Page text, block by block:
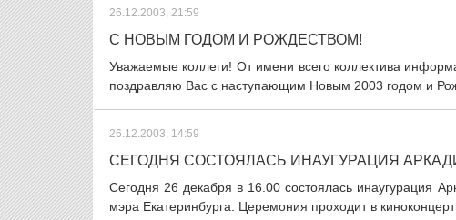
26.12.2003, 21:59
С НОВЫМ ГОДОМ И РОЖДЕСТВОМ!
Уважаемые коллеги! От имени всего коллектива
поздравляю Вас с наступающим Новым 2003 годом и
26.12.2003, 14:59
СЕГОДНЯ СОСТОЯЛАСЬ ИНАУГУРАЦИЯ
Сегодня 26 декабря в 16.00 состоялась инаугурация
мэра Екатеринбурга. Церемония проходит в